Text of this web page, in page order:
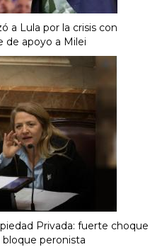
a Lula por la crisis con
de apoyo a Milei
Privada: fuerte choque
peronista